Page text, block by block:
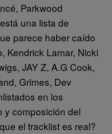
Parkwood
una lista de
parece haber caído
Kendrick Lamar, Nicki
JAY Z, A.G Cook,
Grimes, Dev
en los
y composición del
el tracklist es real?